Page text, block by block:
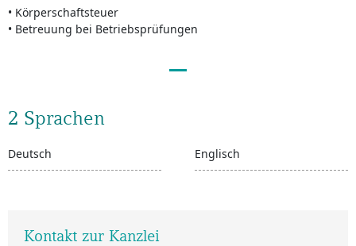
• Körperschaftsteuer
• Betreuung bei Betriebsprüfungen
2 Sprachen
Deutsch Englisch
Kontakt zur Kanzlei